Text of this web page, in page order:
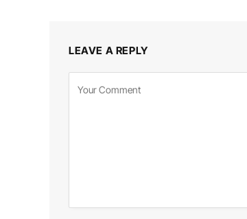
LEAVE A REPLY